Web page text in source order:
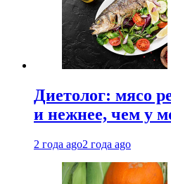
Диетолог: мясо
и нежнее, чем у
2 года ago2 года ago